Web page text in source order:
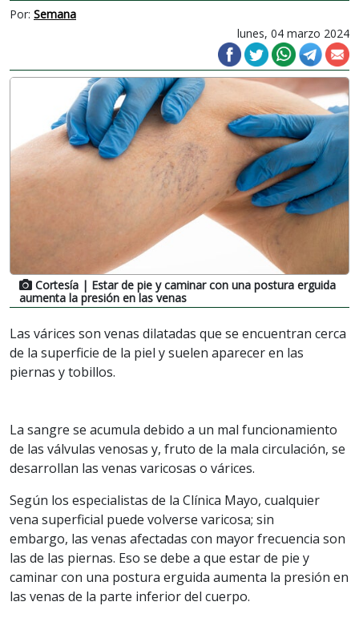
Por: Semana
lunes, 04 marzo 2024
Cortesía | Estar de pie y caminar con una postura erguida
aumenta la presión en las venas
Las várices son venas dilatadas que se encuentran cerca
de la superficie de la piel y suelen aparecer en las
piernas y tobillos.
La sangre se acumula debido a un mal funcionamiento
de las válvulas venosas y, fruto de la mala circulación, se
desarrollan las venas varicosas o várices.
Según los especialistas de la Clínica Mayo, cualquier
vena superficial puede volverse varicosa; sin
embargo, las venas afectadas con mayor frecuencia son
las de las piernas. Eso se debe a que estar de pie y
caminar con una postura erguida aumenta la presión en
las venas de la parte inferior del cuerpo.